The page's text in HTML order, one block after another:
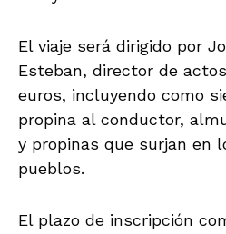
El viaje será dirigido por
Esteban, director de
euros, incluyendo como
propina al conductor,
y propinas que surjan en
pueblos.
El plazo de inscripción